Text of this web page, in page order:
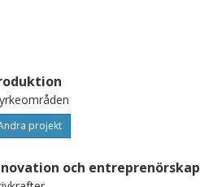
projekt
och entreprenörskap